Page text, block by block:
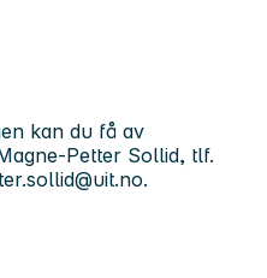
kan du få av
Petter Sollid, tlf.
.